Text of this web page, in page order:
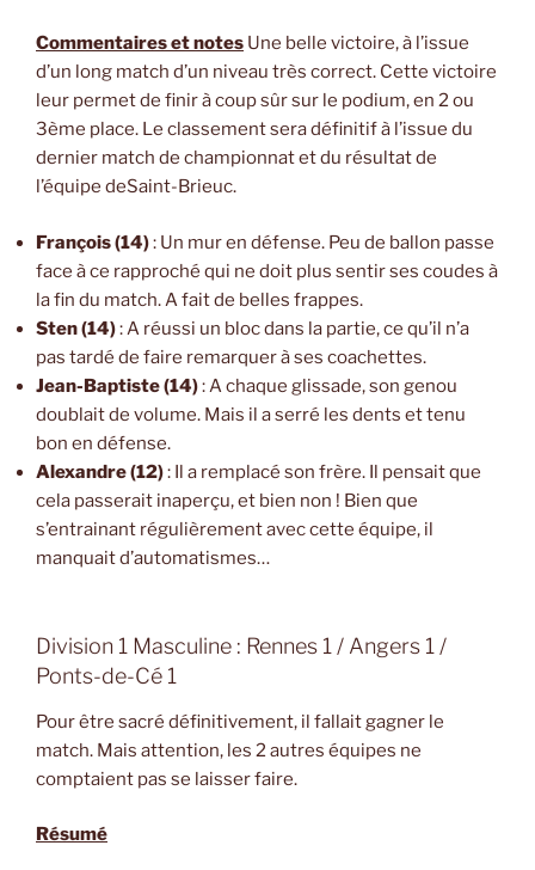
Commentaires et notes Une belle victoire, à l’issue
d’un long match d’un niveau très correct. Cette victoire
leur permet de finir à coup sûr sur le podium, en 2 ou
3ème place. Le classement sera définitif à l’issue du
dernier match de championnat et du résultat de
l’équipe deSaint-Brieuc.
François (14): Un mur en défense. Peu de ballon passe
face à ce rapproché qui ne doit plus sentir ses coudes à
la fin du match. A fait de belles frappes.
Sten (14): A réussi un bloc dans la partie, ce qu’il n’a
pas tardé de faire remarquer à ses coachettes.
Jean-Baptiste (14): A chaque glissade, son genou
doublait de volume. Mais il a serré les dents et tenu
bon en défense.
Alexandre (12): Il a remplacé son frère. Il pensait que
cela passerait inaperçu, et bien non ! Bien que
s’entrainant régulièrement avec cette équipe, il
manquait d’automatismes…
Division 1 Masculine : Rennes 1 / Angers 1 /
Ponts-de-Cé 1
Pour être sacré définitivement, il fallait gagner le
match. Mais attention, les 2 autres équipes ne
comptaient pas se laisser faire.
Résumé